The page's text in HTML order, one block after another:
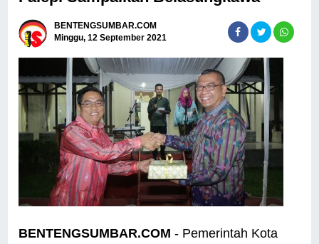
BENTENGSUMBAR.COM
Minggu, 12 September 2021
BENTENGSUMBAR.COM - Pemerintah Kota